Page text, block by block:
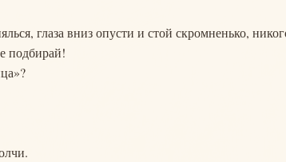
глаза вниз опусти и стой скромненько,
подбирай!